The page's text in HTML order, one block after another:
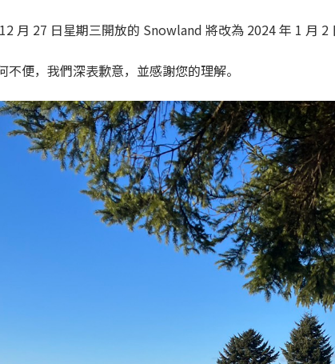
月 27 日星期三開放的 Snowland 將改為 2024 年 1 月 2
不便，我們深表歉意，並感謝您的理解。